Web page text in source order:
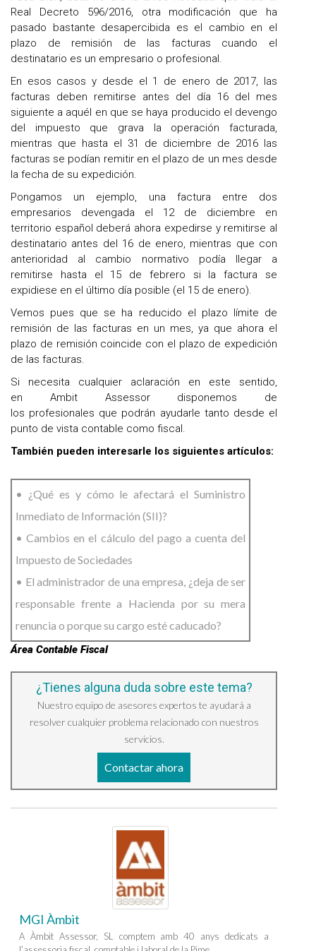
Real Decreto 596/2016, otra modificación que ha
pasado bastante desapercibida es el cambio en el
plazo de remisión de las facturas cuando el
destinatario es un empresario o profesional.
En esos casos y desde el 1 de enero de 2017, las
facturas deben remitirse antes del día 16 del mes
siguiente a aquél en que se haya producido el devengo
del impuesto que grava la operación facturada,
mientras que hasta el 31 de diciembre de 2016 las
facturas se podían remitir en el plazo de un mes desde
la fecha de su expedición.
Pongamos un ejemplo, una factura entre dos
empresarios devengada el 12 de diciembre en
territorio español deberá ahora expedirse y remitirse al
destinatario antes del 16 de enero, mientras que con
anterioridad al cambio normativo podía llegar a
remitirse hasta el 15 de febrero si la factura se
expidiese en el último día posible (el 15 de enero).
Vemos pues que se ha reducido el plazo límite de
remisión de las facturas en un mes, ya que ahora el
plazo de remisión coincide con el plazo de expedición
de las facturas.
Si necesita cualquier aclaración en este sentido,
en Ambit Assessor disponemos de
los profesionales que podrán ayudarle tanto desde el
punto de vista contable como fiscal.
También pueden interesarle los siguientes artículos:
• ¿Qué es y cómo le afectará el Suministro
Inmediato de Información (SII)?
• Cambios en el cálculo del pago a cuenta del
Impuesto de Sociedades
• El administrador de una empresa, ¿deja de ser
responsable frente a Hacienda por su mera
renuncia o porque su cargo esté caducado?
Área Contable Fiscal
¿Tienes alguna duda sobre este tema?
Nuestro equipo de asesores expertos te ayudará a
resolver cualquier problema relacionado con nuestros
servicios.
Contactar ahora
MGI Àmbit
A Àmbit Assessor, SL comptem amb 40 anys dedicats a